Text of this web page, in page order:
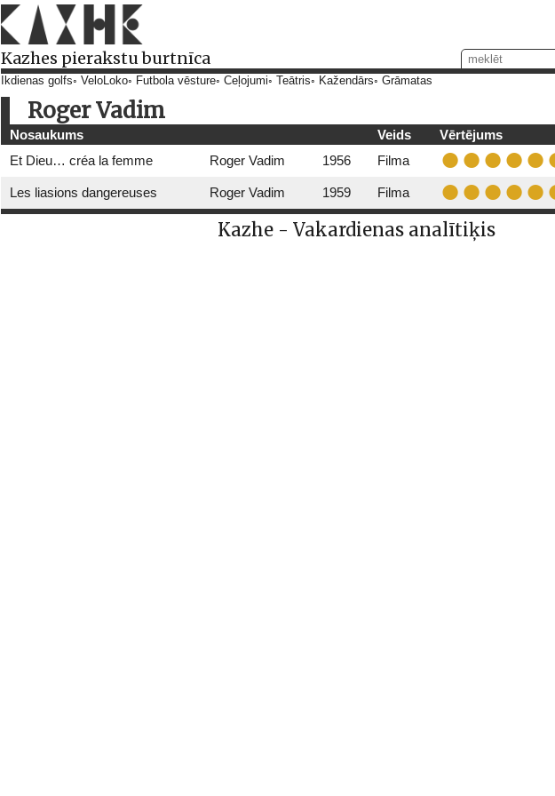
Kazhes pierakstu burtnīca
Ikdienas golfs VeloLoko Futbola vēsture Ceļojumi Teātris Kažendārs Grāmatas
Roger Vadim
Nosaukums Veids
Vērtējums
Et Dieu… créa la femme
Roger Vadim 1956 Filma
Les liasions dangereuses Roger Vadim 1959 Filma
Kazhe - Vakardienas analītiķis